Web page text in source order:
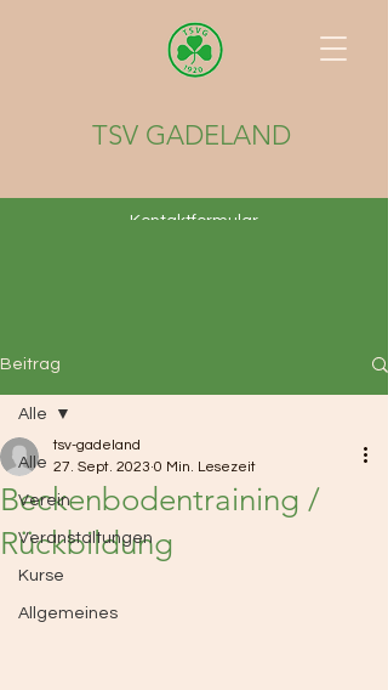
TSV GADELAND
Kontaktformular
Beitrag
Alle
Verein
Veranstaltungen
Kurse
Allgemeines
Alle
Beckenbodentraining /
Rückbildung
tsv-gadeland
27. Sept. 2023 0 Min. Lesezeit